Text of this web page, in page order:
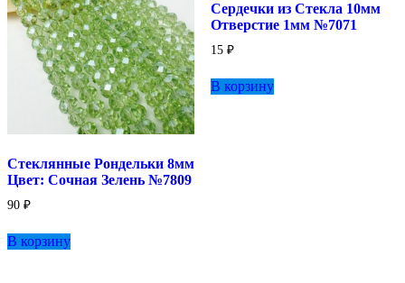
Стеклянные Рондельки 8мм
Цвет: Сочная Зелень №7809
90 ₽
В корзину
Сердечки из Стекла 10мм
Отверстие 1мм №7071
15 ₽
В корзину